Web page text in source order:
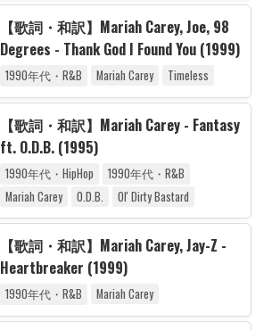
【歌詞・和訳】Mariah Carey, Joe, 98
Degrees - Thank God I Found You (1999)
1990年代・R&B Mariah Carey Timeless
【歌詞・和訳】Mariah Carey - Fantasy
ft. O.D.B. (1995)
1990年代・HipHop
1990年代・R&B
Mariah Carey
O.D.B. Ol' Dirty Bastard
【歌詞・和訳】Mariah Carey, Jay-Z -
Heartbreaker (1999)
1990年代・R&B Mariah Carey